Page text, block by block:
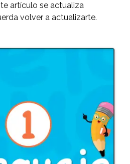
artículo se actualiza
volver a actualizarte.